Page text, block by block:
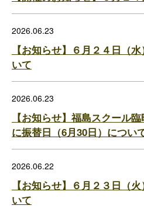
2026.06.23
【お知らせ】６月２４日（
いて
2026.06.23
【お知らせ】福島スクール
に振替日（6月30日）につい
2026.06.22
【お知らせ】６月２３日（
いて